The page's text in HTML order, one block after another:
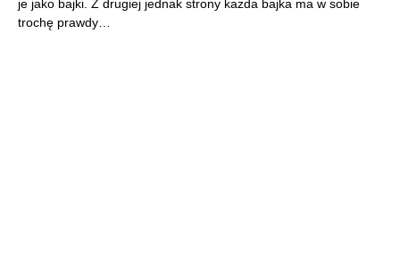
je jako bajki. Z drugiej jednak strony każda bajka ma w sobie
trochę prawdy…